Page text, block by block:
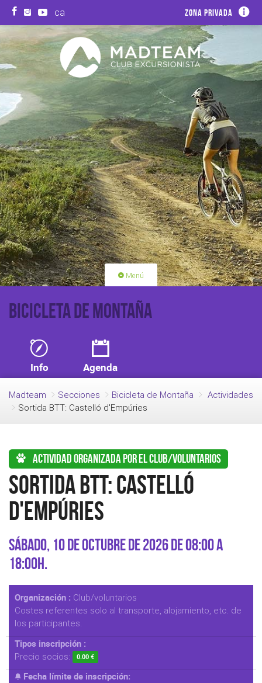
ca Zona privada
Menú
ACTIVIDADES
HAZTE SOCIO
Bicicleta de Montaña
Info Agenda
Madteam Secciones Bicicleta de Montaña
Actividades
Sortida BTT: Castelló d'Empúries
Actividad organizada por el club/voluntarios
Sortida BTT: Castelló
d'Empúries
Sábado, 10 de Octubre de 2026 de 08:00 a
18:00h.
Organización : Club/voluntarios
Costes referentes solo al transporte, alojamiento, etc. de
los participantes.
Tipos inscripción :
Precio socios: 0.00 €
Fecha límite de inscripción: